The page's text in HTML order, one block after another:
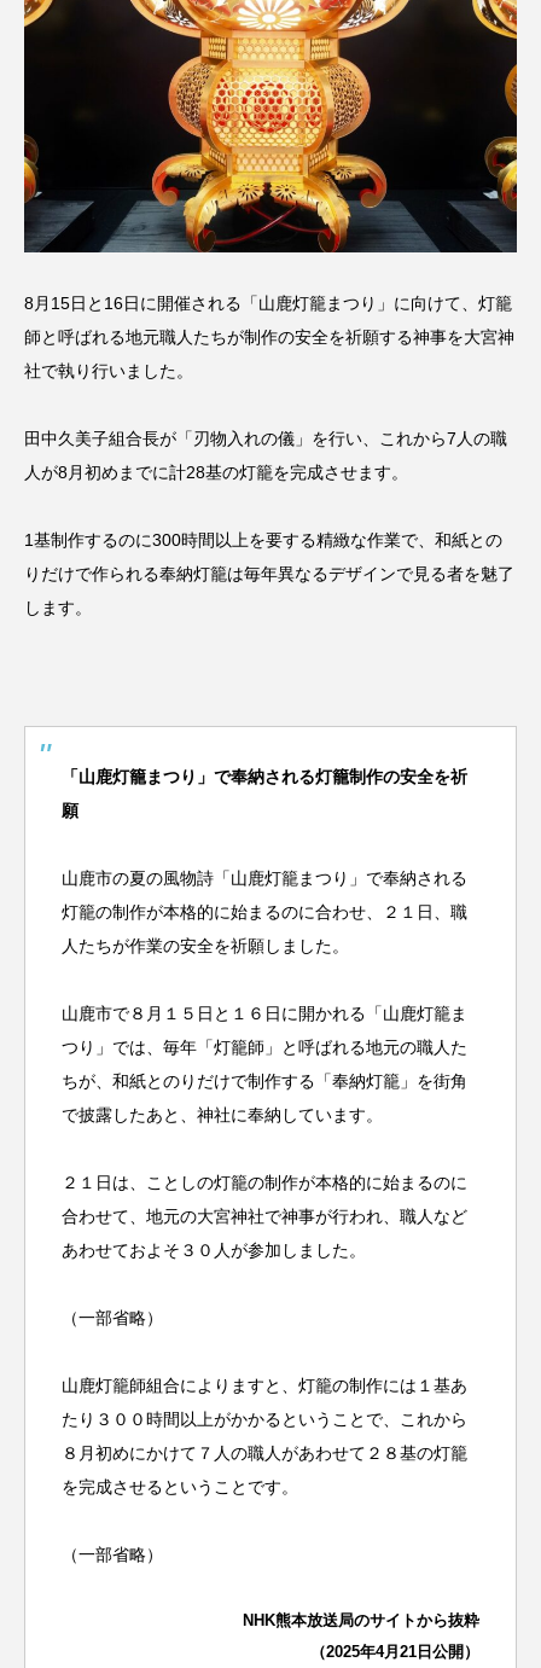
8月15日と16日に開催される「山鹿灯籠まつり」に向けて、灯籠
師と呼ばれる地元職人たちが制作の安全を祈願する神事を大宮神
社で執り行いました。
田中久美子組合長が「刃物入れの儀」を行い、これから7人の職
人が8月初めまでに計28基の灯籠を完成させます。
1基制作するのに300時間以上を要する精緻な作業で、和紙との
りだけで作られる奉納灯籠は毎年異なるデザインで見る者を魅了
します。
「山鹿灯籠まつり」で奉納される灯籠制作の安全を祈
願
山鹿市の夏の風物詩「山鹿灯籠まつり」で奉納される
灯籠の制作が本格的に始まるのに合わせ、２１日、職
人たちが作業の安全を祈願しました。
山鹿市で８月１５日と１６日に開かれる「山鹿灯籠ま
つり」では、毎年「灯籠師」と呼ばれる地元の職人た
ちが、和紙とのりだけで制作する「奉納灯籠」を街角
で披露したあと、神社に奉納しています。
２１日は、ことしの灯籠の制作が本格的に始まるのに
合わせて、地元の大宮神社で神事が行われ、職人など
あわせておよそ３０人が参加しました。
（一部省略）
山鹿灯籠師組合によりますと、灯籠の制作には１基あ
たり３００時間以上がかかるということで、これから
８月初めにかけて７人の職人があわせて２８基の灯籠
を完成させるということです。
（一部省略）
NHK熊本放送局のサイトから抜粋
（2025年4月21日公開）